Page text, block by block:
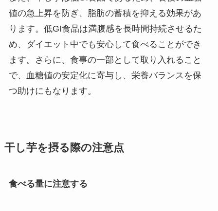
値の急上昇を防ぎ、脂肪の蓄積を抑える効果があ
ります。低GI食品は満腹感を長時間持続させるた
め、ダイエット中でも安心して食べることができ
ます。さらに、食事の一部として取り入れること
で、血糖値の安定化に寄与し、栄養バランスを保
つ助けにもなります。
干し芋を摂る際の注意点
食べる量に注意する